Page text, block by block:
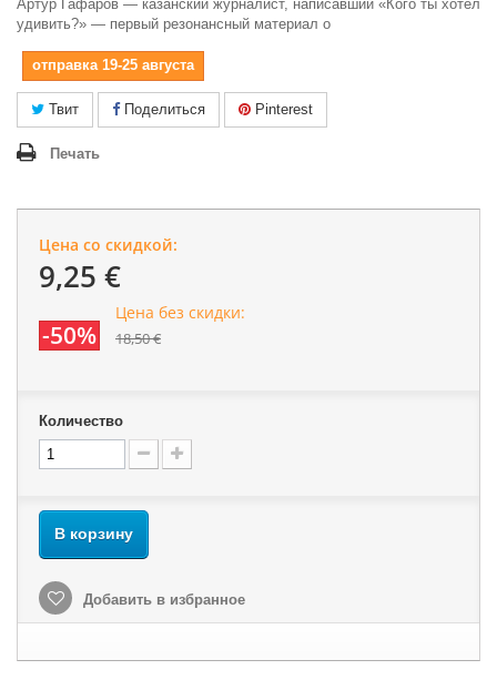
Артур Гафаров — казанский журналист, написавший «Кого ты хотел
удивить?» — первый резонансный материал о
отправка 19-25 августа
Твит Поделиться Pinterest
Печать
Цена со скидкой:
9,25 €
-50%
Цена без скидки:
18,50 €
Количество
В корзину
Добавить в избранное